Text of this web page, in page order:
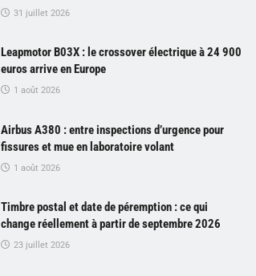
31 juillet 2026
Leapmotor B03X : le crossover électrique à 24 900
euros arrive en Europe
1 août 2026
Airbus A380 : entre inspections d’urgence pour
fissures et mue en laboratoire volant
1 août 2026
Timbre postal et date de péremption : ce qui
change réellement à partir de septembre 2026
23 juillet 2026